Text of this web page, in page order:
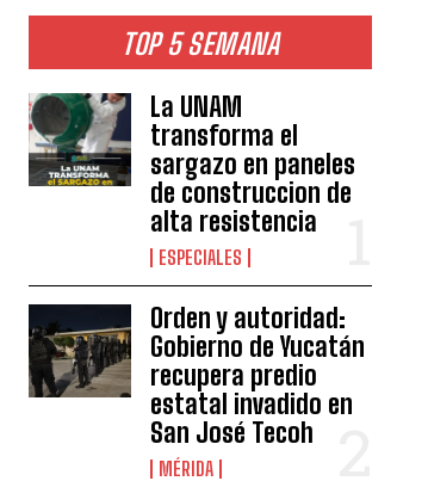
TOP 5 SEMANA
La UNAM
transforma el
sargazo en paneles
de construccion de
alta resistencia
ESPECIALES
Orden y autoridad:
Gobierno de Yucatán
recupera predio
estatal invadido en
San José Tecoh
MÉRIDA